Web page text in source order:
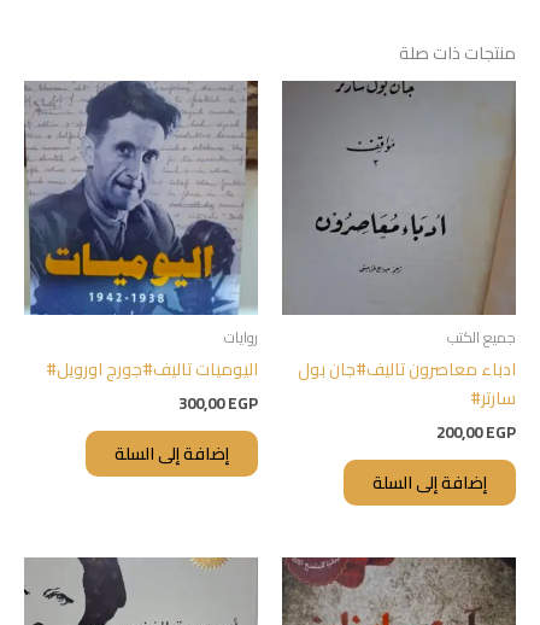
منتجات ذات صلة
جميع الكتب
ادباء معاصرون تاليف#جان بول
سارتر#
200,00EGP
إضافة إلى السلة
روايات
اليوميات تاليف#جورج اورويل#
300,00EGP
إضافة إلى السلة